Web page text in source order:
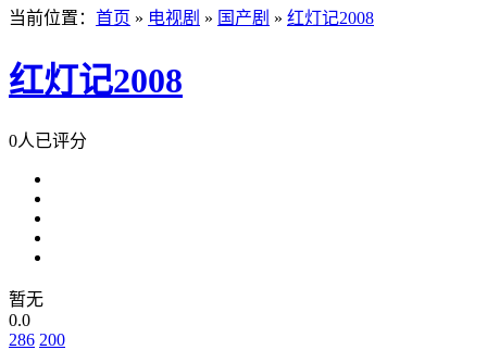
当前位置： 首页 » 电视剧 » 国产剧 » 红灯记2008
红灯记2008
0人已评分
暂无
0.0
286 200